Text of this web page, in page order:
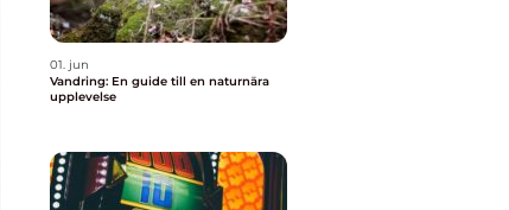
01. jun
Vandring: En guide till en naturnära
upplevelse